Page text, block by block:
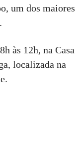
um dos maiores
às 12h, na Casa
localizada na